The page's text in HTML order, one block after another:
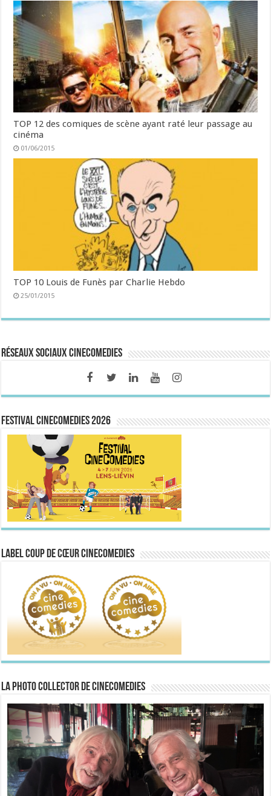
TOP 12 des comiques de scène ayant raté leur passage au
cinéma
01/06/2015
TOP 10 Louis de Funès par Charlie Hebdo
25/01/2015
Réseaux sociaux CineComedies
FESTIVAL CINECOMEDIES 2026
Label Coup de Cœur CineComedies
La Photo collector de CineComedies